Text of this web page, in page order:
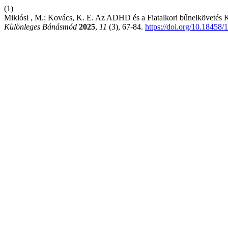
(1)
Miklósi , M.; Kovács, K. E. Az ADHD és a Fiatalkori bűnelkövetés
Különleges Bánásmód 2025, 11 (3), 67-84. https://doi.org/